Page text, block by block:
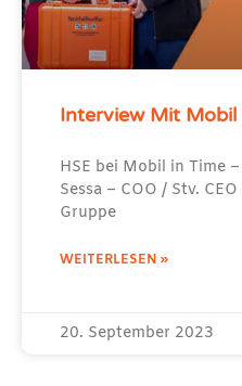
Interview Mit Mobil
HSE bei Mobil in Time
Sessa – COO / Stv.
Gruppe
WEITERLESEN »
20. September 2023